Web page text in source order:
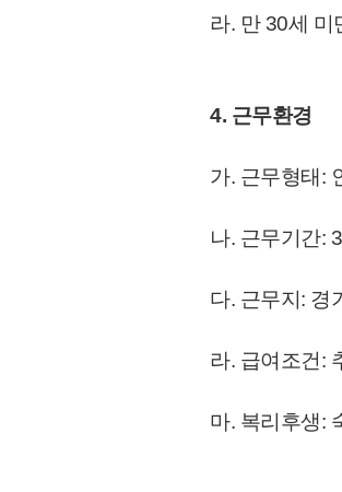
라. 만 30세 미
4. 근무환경
가. 근무형태:
나. 근무기간:
다. 근무지: 경
라. 급여조건:
마. 복리후생: